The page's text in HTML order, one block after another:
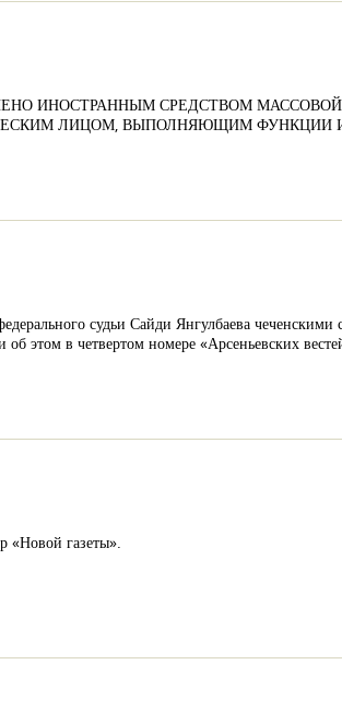
ИНОСТРАННЫМ СРЕДСТВОМ
ЛИЦОМ, ВЫПОЛНЯЮЩИМ ФУНКЦИИ
судьи Сайди Янгулбаева
этом в четвертом номере «Арсеньевских
«Новой газеты».